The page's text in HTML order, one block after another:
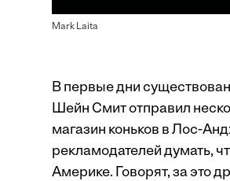
Mark Laita
В первые дни
Шейн Смит отправил
магазин коньков в Лос-
рекламодателей думать,
Америке. Говорят, за это